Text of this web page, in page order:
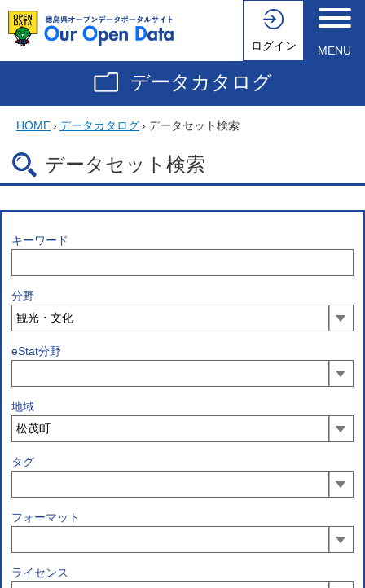
ログイン MENU
データカタログ
HOME› データカタログ› データセット検索
データセット検索
キーワード
分野
eStat分野
地域
タグ
フォーマット
ライセンス